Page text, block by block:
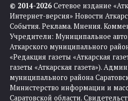
© 2014-2026Сетевое издание
Интернет-версия» Новости
События. Реклама. Мнения.
Учредители: Муниципальное
Аткарского муниципального
«Редакция газеты «Аткарская
газеты «Аткарская газета»).
муниципального района
Министерство информации и
Саратовской области.